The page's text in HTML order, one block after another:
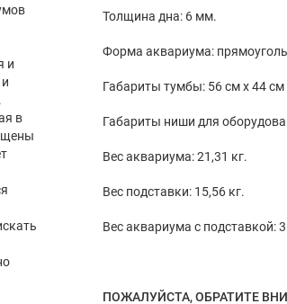
и
в
Толщина дна: 6 мм.
Форма аквариума:
Габариты тумбы: 56 см x 44 см
Габариты ниши для
Вес аквариума: 21,31 кг.
Вес подставки: 15,56 кг.
Вес аквариума с подставкой:
ПОЖАЛУЙСТА, ОБРАТИТЕ